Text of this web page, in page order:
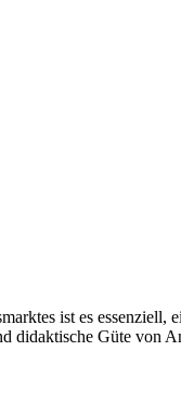
ist es essenziell,
Güte von